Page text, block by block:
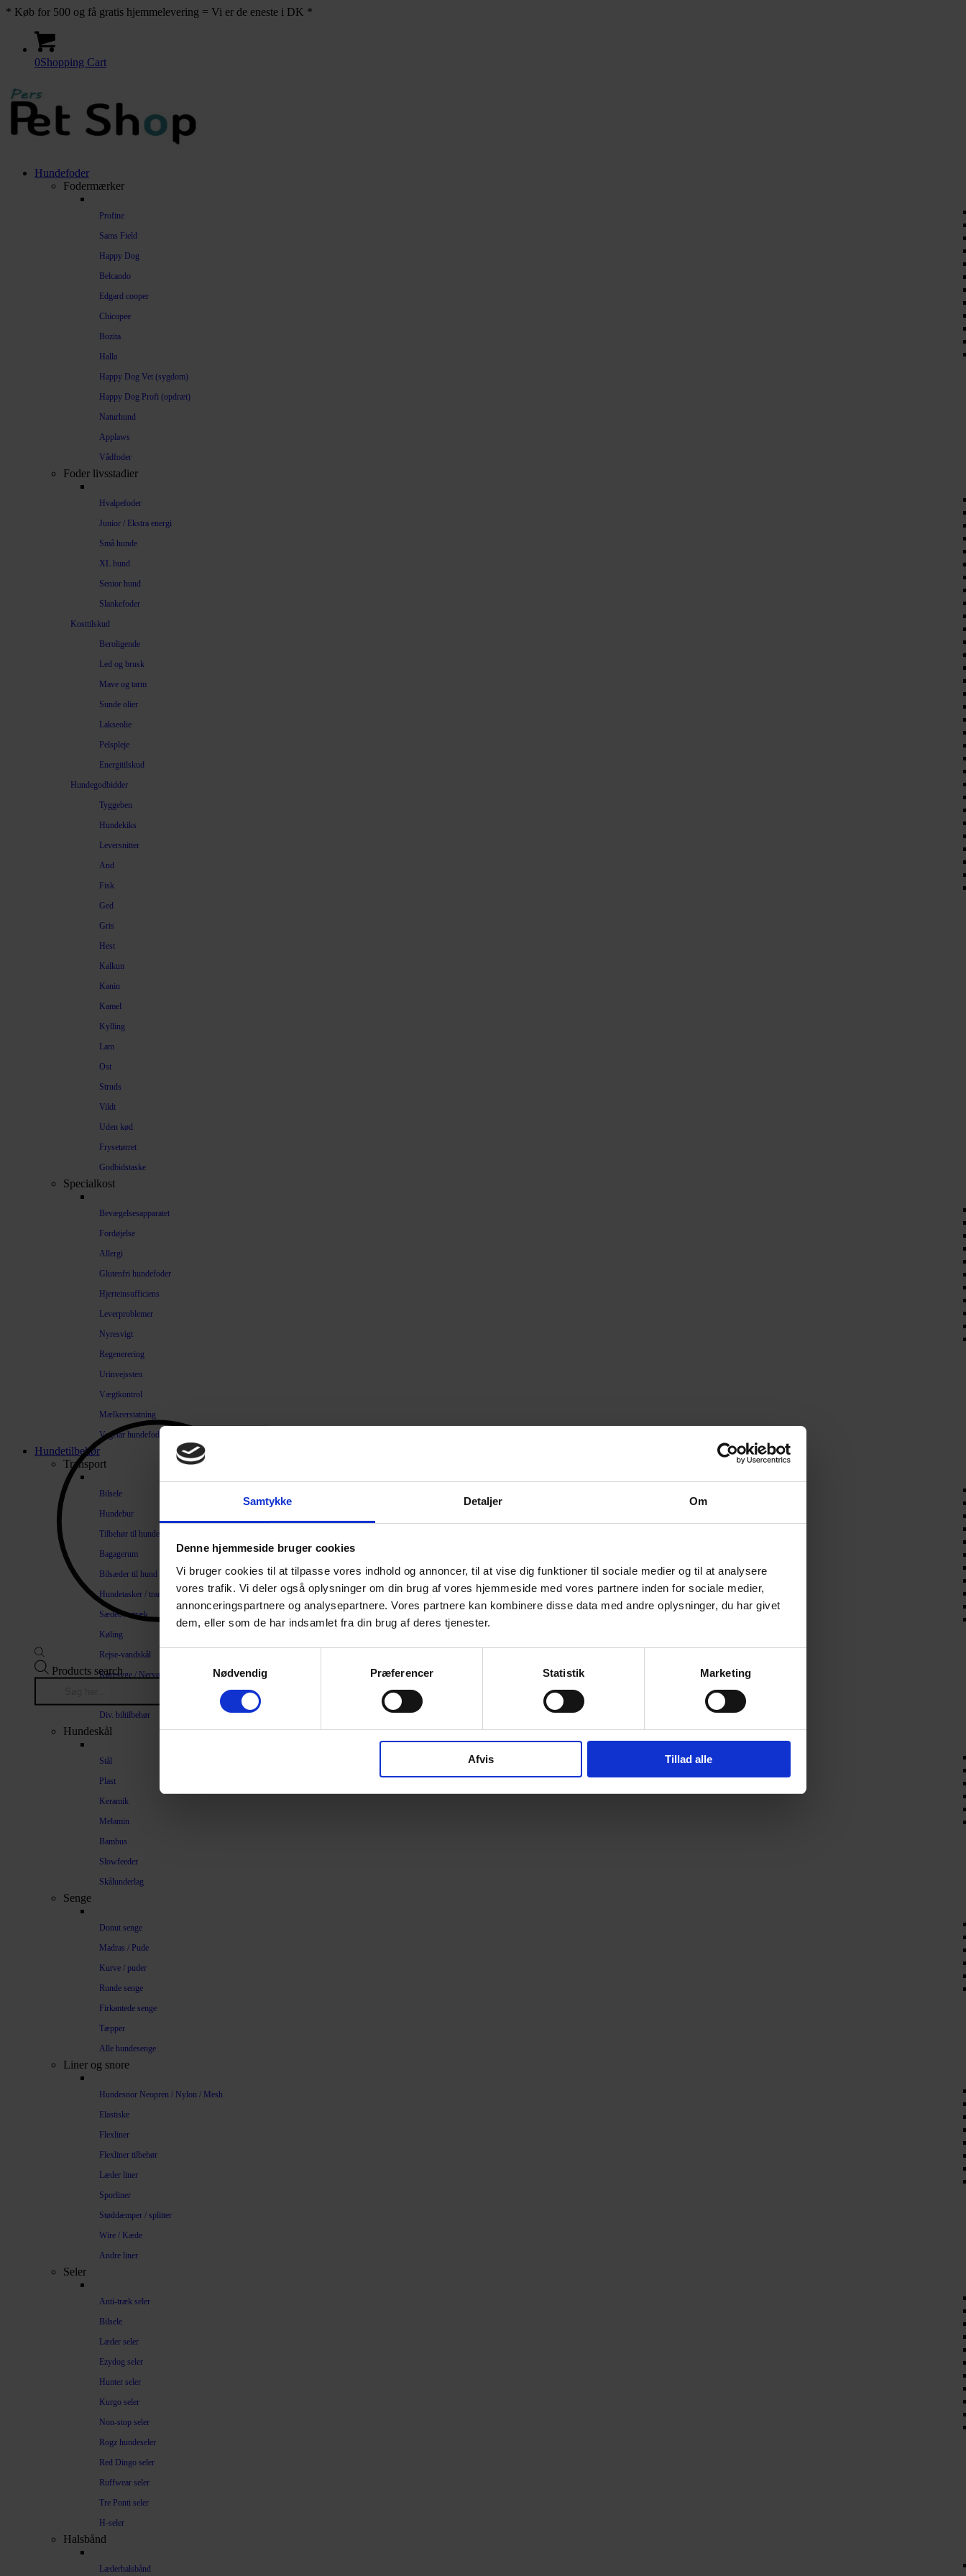
Samtykke Detaljer Om
Denne hjemmeside bruger cookies
Vi bruger cookies til at tilpasse vores indhold og annoncer, til at vise dig funktioner til sociale medier og til at analysere
vores trafik. Vi deler også oplysninger om din brug af vores hjemmeside med vores partnere inden for sociale medier,
annonceringspartnere og analysepartnere. Vores partnere kan kombinere disse data med andre oplysninger, du har givet
dem, eller som de har indsamlet fra din brug af deres tjenester.
Nødvendig
Præferencer Statistik Marketing
Afvis Tillad alle
* Køb for 500 og få gratis hjemmelevering = Vi er de eneste i DK *
0Shopping Cart
Hundefoder
Fodermærker
Profine
Sams Field
Happy Dog
Belcando
Edgard cooper
Chicopee
Bozita
Halla
Happy Dog Vet (sygdom)
Happy Dog Profi (opdræt)
Naturhund
Applaws
Vådfoder
Foder livsstadier
Hvalpefoder
Junior / Ekstra energi
Små hunde
XL hund
Senior hund
Slankefoder
Kosttilskud
Beroligende
Led og brusk
Mave og tarm
Sunde olier
Lakseolie
Pelspleje
Energitilskud
Hundegodbidder
Tyggeben
Hundekiks
Leversnitter
And
Fisk
Ged
Gris
Hest
Kalkun
Kanin
Kamel
Kylling
Lam
Ost
Struds
Vildt
Uden kød
Frysetørret
Godbidstaske
Specialkost
Bevægelsesapparatet
Fordøjelse
Allergi
Glutenfri hundefoder
Hjerteinsufficiens
Leverproblemer
Nyresvigt
Regenerering
Urinvejssten
Vægtkontrol
Mælkeerstatning
Vegetar hundefoder
Hundetilbehør
Transport
Bilsele
Hundebur
Tilbehør til hundebure
Bagagerum
Bilsæder til hund
Hundetasker / transportkasser
Sædeovertræk
Køling
Rejse-vandskål
Køresyge / Nervøsitet
Div. biltilbehør
Hundeskål
Stål
Plast
Keramik
Melamin
Bambus
Slowfeeder
Skålunderlag
Senge
Donut senge
Madras / Pude
Kurve / puder
Runde senge
Firkantede senge
Tæpper
Alle hundesenge
Liner og snore
Hundesnor Neopren / Nylon / Mesh
Elastiske
Flexliner
Flexliner tilbehør
Læder liner
Sporliner
Støddæmper / splitter
Wire / Kæde
Andre liner
Seler
Anti-træk seler
Bilsele
Læder seler
Ezydog seler
Hunter seler
Kurgo seler
Non-stop seler
Rogz hundeseler
Red Dingo seler
Ruffwear seler
Tre Ponti seler
H-seler
Halsbånd
Læderhalsbånd
Products search